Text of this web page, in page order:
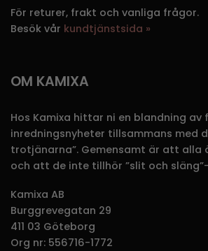
För returer, frakt och vanliga frågor.
Besök vår kundtjänstsida »
OM KAMIXA
Hos Kamixa hittar ni en blandning av
inredningsnyheter tillsammans med
trotjänarna”. Gemensamt är att alla
och att de inte tillhör ”slit och
Kamixa AB
Burggrevegatan 29
411 03 Göteborg
Org nr: 556716-1772